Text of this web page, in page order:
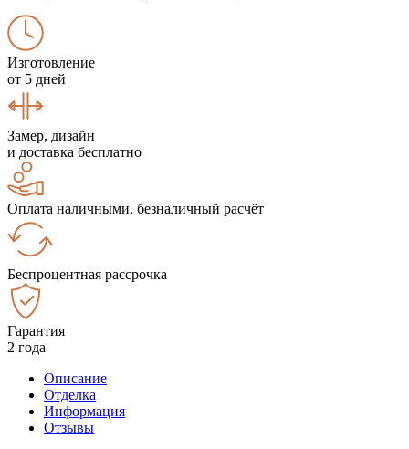
Изготовление
от 5 дней
Замер, дизайн
и доставка бесплатно
Оплата наличными, безналичный расчёт
Беспроцентная рассрочка
Гарантия
2 года
Описание
Отделка
Информация
Отзывы